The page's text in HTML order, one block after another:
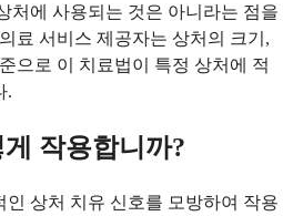
처에 사용되는 것은 아니라는 점을
료 서비스 제공자는 상처의 크기,
으로 이 치료법이 특정 상처에 적
.
작용합니까?
상처 치유 신호를 모방하여 작용